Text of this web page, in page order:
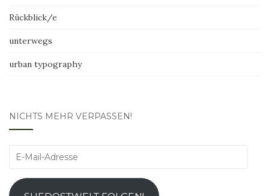
Rückblick/e
unterwegs
urban typography
NICHTS MEHR VERPASSEN!
E-
Adresse